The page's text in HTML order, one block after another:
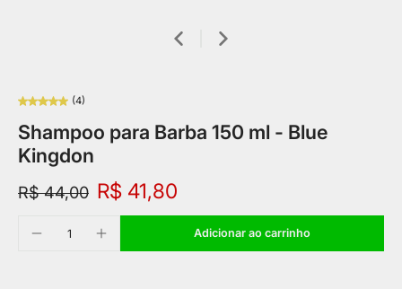
(4)
Shampoo para Barba 150 ml - Blue
Kingdon
R$ 44,00 R$ 41,80
Adicionar ao carrinho